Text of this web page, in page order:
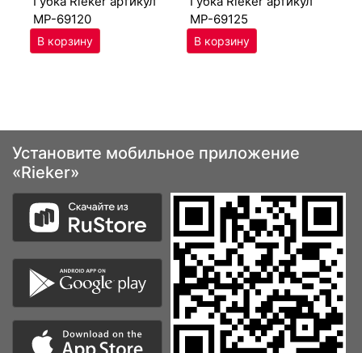
MP-69120
MP-69125
Установите мобильное приложение
«Rieker»